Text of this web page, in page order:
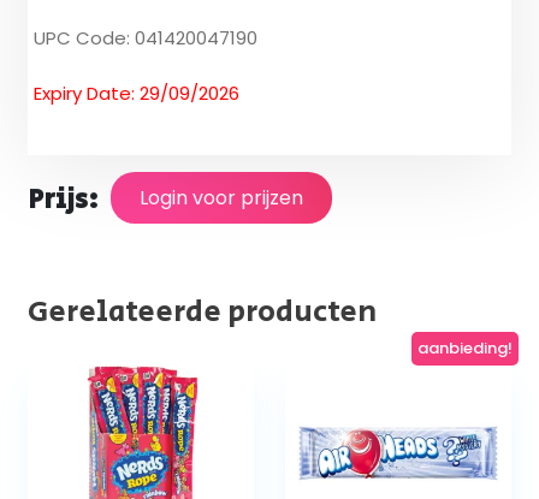
UPC Code: 041420047190
Expiry Date: 29/09/2026
Prijs: Login voor prijzen
Gerelateerde producten
aanbieding!